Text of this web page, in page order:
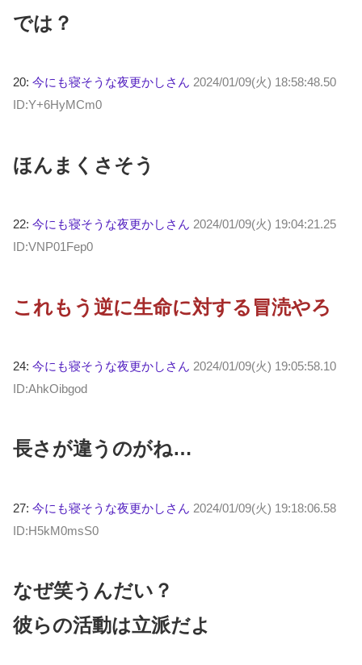
では？
20: 今にも寝そうな夜更かしさん 2024/01/09(火) 18:58:48.50
ID:Y+6HyMCm0
ほんまくさそう
22: 今にも寝そうな夜更かしさん 2024/01/09(火) 19:04:21.25
ID:VNP01Fep0
これもう逆に生命に対する冒涜やろ
24: 今にも寝そうな夜更かしさん 2024/01/09(火) 19:05:58.10
ID:AhkOibgod
長さが違うのがね…
27: 今にも寝そうな夜更かしさん 2024/01/09(火) 19:18:06.58
ID:H5kM0msS0
なぜ笑うんだい？
彼らの活動は立派だよ